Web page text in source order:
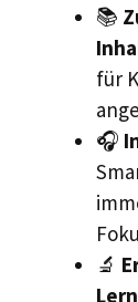
📚
für
🎧
🔬